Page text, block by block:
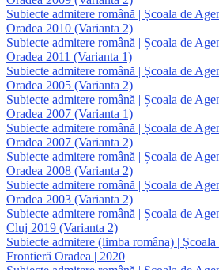
Subiecte admitere română | Școala de
Oradea 2010 (Varianta 2)
Subiecte admitere română | Școala de
Oradea 2011 (Varianta 1)
Subiecte admitere română | Școala de
Oradea 2005 (Varianta 2)
Subiecte admitere română | Școala de
Oradea 2007 (Varianta 1)
Subiecte admitere română | Școala de
Oradea 2007 (Varianta 2)
Subiecte admitere română | Școala de
Oradea 2008 (Varianta 2)
Subiecte admitere română | Școala de
Oradea 2003 (Varianta 2)
Subiecte admitere română | Școala de
Cluj 2019 (Varianta 2)
Subiecte admitere (limba româna) |
Frontieră Oradea | 2020